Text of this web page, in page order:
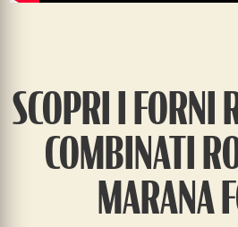
SCOPRI I FORNI
COMBINATI
MARANA